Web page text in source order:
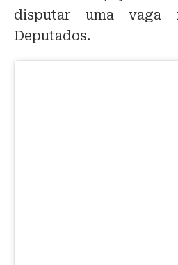
disputar uma vaga
Deputados.